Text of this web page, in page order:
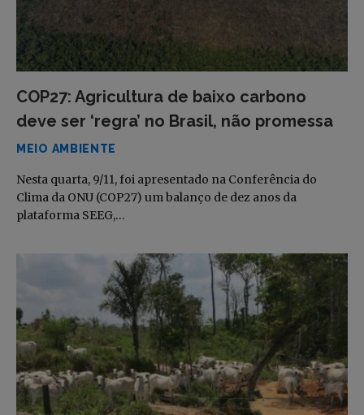
COP27: Agricultura de baixo carbono
deve ser ‘regra’ no Brasil, não promessa
MEIO AMBIENTE
Nesta quarta, 9/11, foi apresentado na Conferência do
Clima da ONU (COP27) um balanço de dez anos da
plataforma SEEG,…